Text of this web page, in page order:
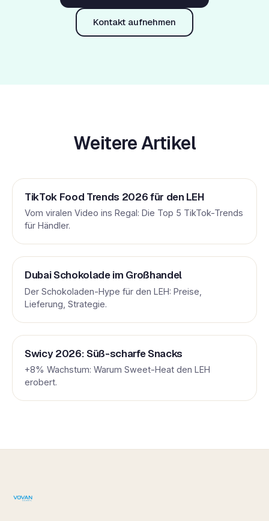
Kontakt aufnehmen
Weitere Artikel
TikTok Food Trends 2026 für den LEH
Vom viralen Video ins Regal: Die Top 5 TikTok-Trends
für Händler.
Dubai Schokolade im Großhandel
Der Schokoladen-Hype für den LEH: Preise,
Lieferung, Strategie.
Swicy 2026: Süß-scharfe Snacks
+8% Wachstum: Warum Sweet-Heat den LEH
erobert.